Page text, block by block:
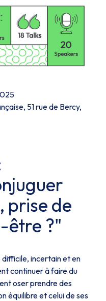
51 rue de Bercy,
prise de
être ?"
incertain et en
continuer à faire du
oser prendre des
équilibre et celui de ses